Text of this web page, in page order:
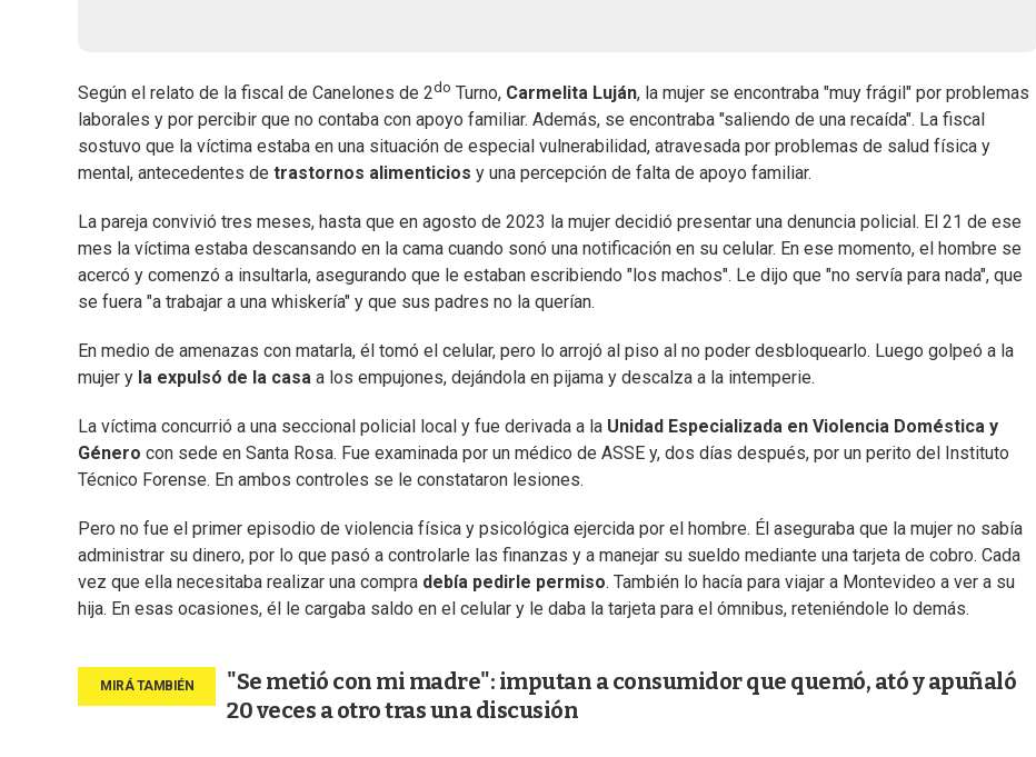
Según el relato de la fiscal de Canelones de 2do Turno, Carmelita Luján, la mujer se encontraba "muy frágil" por problemas
laborales y por percibir que no contaba con apoyo familiar. Además, se encontraba "saliendo de una recaída". La fiscal
sostuvo que la víctima estaba en una situación de especial vulnerabilidad, atravesada por problemas de salud física y
mental, antecedentes de trastornos alimenticios y una percepción de falta de apoyo familiar.
La pareja convivió tres meses, hasta que en agosto de 2023 la mujer decidió presentar una denuncia policial. El 21 de ese
mes la víctima estaba descansando en la cama cuando sonó una notificación en su celular. En ese momento, el hombre se
acercó y comenzó a insultarla, asegurando que le estaban escribiendo "los machos". Le dijo que "no servía para nada", que
se fuera "a trabajar a una whiskería" y que sus padres no la querían.
En medio de amenazas con matarla, él tomó el celular, pero lo arrojó al piso al no poder desbloquearlo. Luego golpeó a la
mujer y la expulsó de la casa a los empujones, dejándola en pijama y descalza a la intemperie.
La víctima concurrió a una seccional policial local y fue derivada a la Unidad Especializada en Violencia Doméstica y
Género con sede en Santa Rosa. Fue examinada por un médico de ASSE y, dos días después, por un perito del Instituto
Técnico Forense. En ambos controles se le constataron lesiones.
Pero no fue el primer episodio de violencia física y psicológica ejercida por el hombre. Él aseguraba que la mujer no sabía
administrar su dinero, por lo que pasó a controlarle las finanzas y a manejar su sueldo mediante una tarjeta de cobro. Cada
vez que ella necesitaba realizar una compra debía pedirle permiso. También lo hacía para viajar a Montevideo a ver a su
hija. En esas ocasiones, él le cargaba saldo en el celular y le daba la tarjeta para el ómnibus, reteniéndole lo demás.
"Se metió con mi madre": imputan a consumidor que quemó, ató y apuñaló
20 veces a otro tras una discusión